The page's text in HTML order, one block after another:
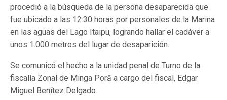
procedió a la búsqueda de la persona desaparecida que
fue ubicado a las 12:30 horas por personales de la Marina
en las aguas del Lago Itaipu, logrando hallar el cadáver a
unos 1.000 metros del lugar de desaparición.
Se comunicó el hecho a la unidad penal de Turno de la
fiscalía Zonal de Minga Porā a cargo del fiscal, Edgar
Miguel Benítez Delgado.